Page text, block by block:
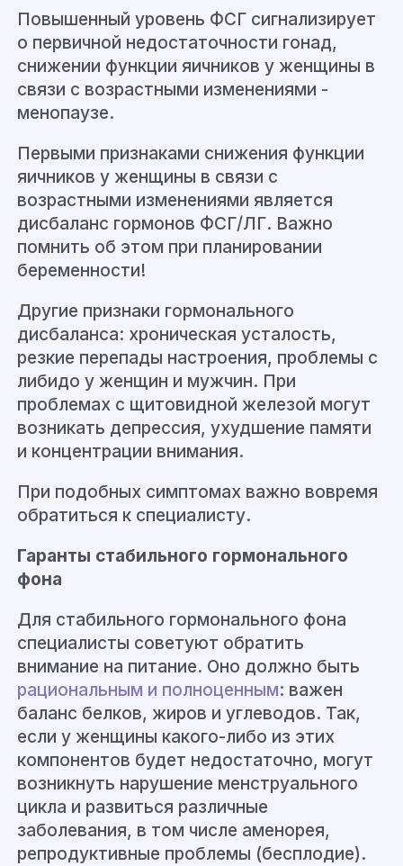
Повышенный уровень ФСГ сигнализирует
о первичной недостаточности гонад,
снижении функции яичников у женщины в
связи с возрастными изменениями -
менопаузе.
Первыми признаками снижения функции
яичников у женщины в связи с
возрастными изменениями является
дисбаланс гормонов ФСГ/ЛГ. Важно
помнить об этом при планировании
беременности!
Другие признаки гормонального
дисбаланса: хроническая усталость,
резкие перепады настроения, проблемы с
либидо у женщин и мужчин. При
проблемах с щитовидной железой могут
возникать депрессия, ухудшение памяти
и концентрации внимания.
При подобных симптомах важно вовремя
обратиться к специалисту.
Гаранты стабильного гормонального
фона
Для стабильного гормонального фона
специалисты советуют обратить
внимание на питание. Оно должно быть
рациональным и полноценным: важен
баланс белков, жиров и углеводов. Так,
если у женщины какого-либо из этих
компонентов будет недостаточно, могут
возникнуть нарушение менструального
цикла и развиться различные
заболевания, в том числе аменорея,
репродуктивные проблемы (бесплодие).